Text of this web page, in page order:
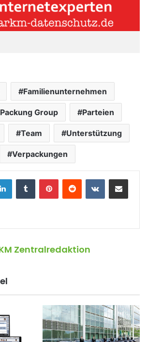
Familienunternehmen
Group Parteien
Team Unterstützung
Verpackungen
Zentralredaktion